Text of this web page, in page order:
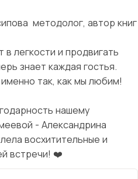
методолог, автор книг
в легкости и продвигать
знает каждая гостья.
так, как мы любим!
нашему
- Александрина
восхитительные и
встречи! ❤️